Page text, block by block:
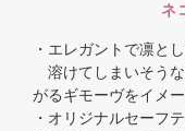
ネ
・エレガントで凛と
溶けてしまいそう
がるギモーヴをイメ
・オリジナルセーフ